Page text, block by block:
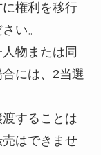
権利を移行
い。
物または同
には、2当選
することは
はできませ